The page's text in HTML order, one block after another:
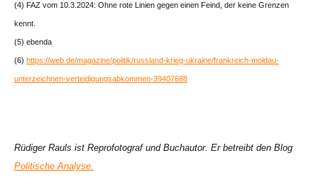
(4) FAZ vom 10.3.2024: Ohne rote Linien gegen einen Feind, der keine Grenzen
kennt.
(5) ebenda
(6) https://web.de/magazine/politik/russland-krieg-ukraine/frankreich-moldau-
unterzeichnen-verteidigungsabkommen-39407688
Rüdiger Rauls ist Reprofotograf und Buchautor. Er betreibt den Blog
Politische Analyse.